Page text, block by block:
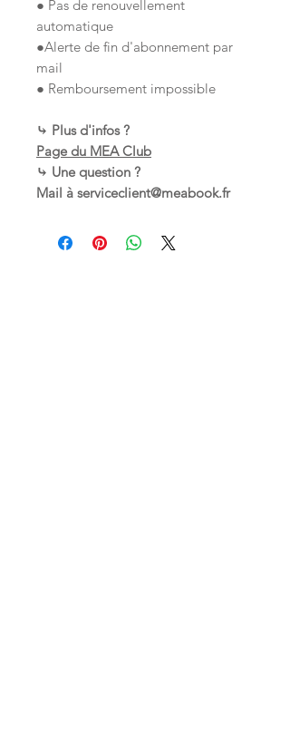
● Pas de renouvellement
automatique
●Alerte de fin d'abonnement par
mail
● Remboursement impossible
⤷ Plus d'infos ?
Page du MEA Club
⤷ Une question ?
Mail à serviceclient@meabook.fr